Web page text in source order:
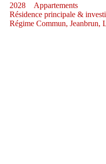
2028
Appartements
Résidence principale &
Régime Commun,